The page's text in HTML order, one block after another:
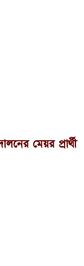
মেয়র প্রার্থী